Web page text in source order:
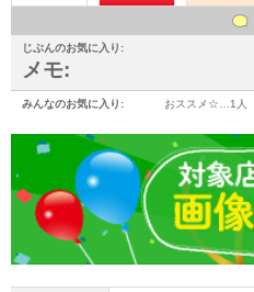
じぶんのお気に入り:
メモ:
みんなのお気に入り: おススメ☆… 1人